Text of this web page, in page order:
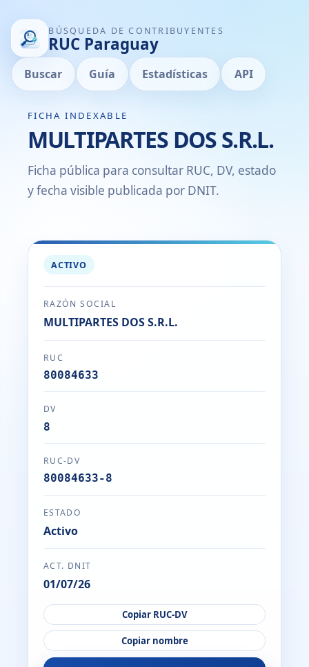
BÚSQUEDA DE CONTRIBUYENTES
RUC Paraguay
Buscar Guía Estadísticas API
FICHA INDEXABLE
MULTIPARTES DOS S.R.L.
Ficha pública para consultar RUC, DV, estado
y fecha visible publicada por DNIT.
ACTIVO
RAZÓN SOCIAL
MULTIPARTES DOS S.R.L.
RUC
80084633
DV
8
RUC-DV
80084633-8
ESTADO
Activo
ACT. DNIT
01/07/26
Copiar RUC-DV
Copiar nombre